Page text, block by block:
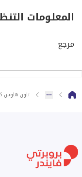
بحيرات صناعية
وحدات متنوعة (شقق
مناطق ترفيهية
خدمات متكاملة
المعلومات
مرجع
تاون هاوس